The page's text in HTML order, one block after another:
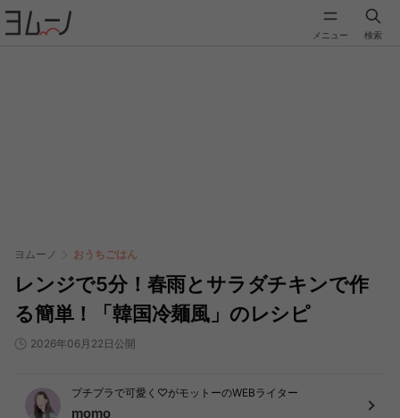
メニュー 検索
ヨムーノ おうちごはん
レンジで5分！春雨とサラダチキンで作
る簡単！「韓国冷麺風」のレシピ
2026年06月22日公開
プチプラで可愛く♡がモットーのWEBライター
momo